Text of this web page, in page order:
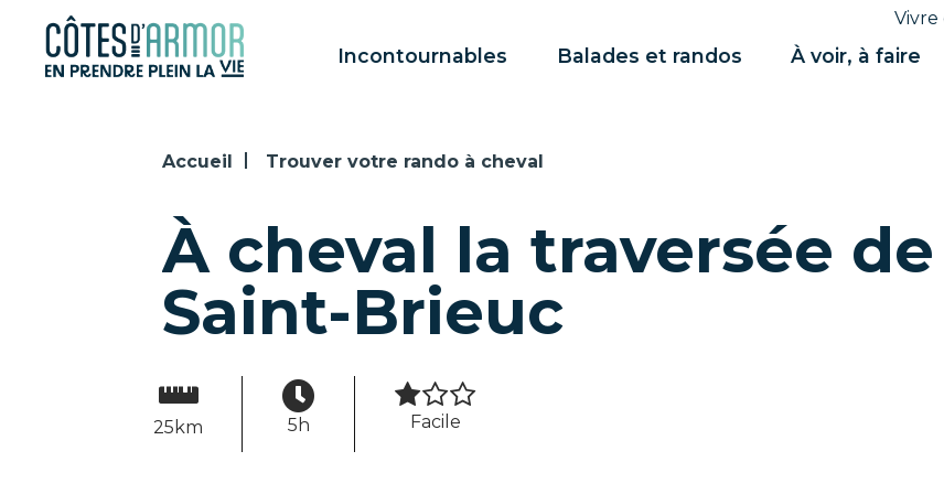
Panneau de gestion des cookies Vivre
Incontournables Balades et randos À voir, à faire
Accueil Trouver votre rando à cheval
À cheval la traversée
Saint-Brieuc
25km 5h Facile